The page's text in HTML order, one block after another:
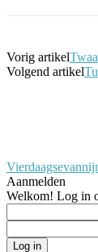
Vorig artikel
Volgend artikel
Aanmelden
Welkom! Log in